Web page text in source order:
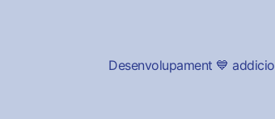
Desenvolupament 💙